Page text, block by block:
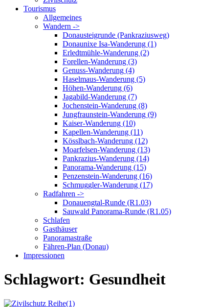
Tourismus
Allgemeines
Wandern ->
Donausteigrunde (Pankraziusweg)
Donaunixe Isa-Wanderung (1)
Erledtmühle-Wanderung (2)
Forellen-Wanderung (3)
Genuss-Wanderung (4)
Haselmaus-Wanderung (5)
Höhen-Wanderung (6)
Jagabild-Wanderung (7)
Jochenstein-Wanderung (8)
Jungfraunstein-Wanderung (9)
Kaiser-Wanderung (10)
Kapellen-Wanderung (11)
Kösslbach-Wanderung (12)
Moarfelsen-Wanderung (13)
Pankrazius-Wanderung (14)
Panorama-Wanderung (15)
Penzenstein-Wanderung (16)
Schmuggler-Wanderung (17)
Radfahren ->
Donauengtal-Runde (R1.03)
Sauwald Panorama-Runde (R1.05)
Schlafen
Gasthäuser
Panoramastraße
Fähren-Plan (Donau)
Impressionen
Schlagwort: Gesundheit